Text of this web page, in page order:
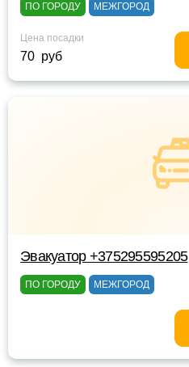
ПО ГОРОДУ МЕЖГОРОД
Цена посадки
70 руб
Эвакуатор +375295595205
ПО ГОРОДУ МЕЖГОРОД